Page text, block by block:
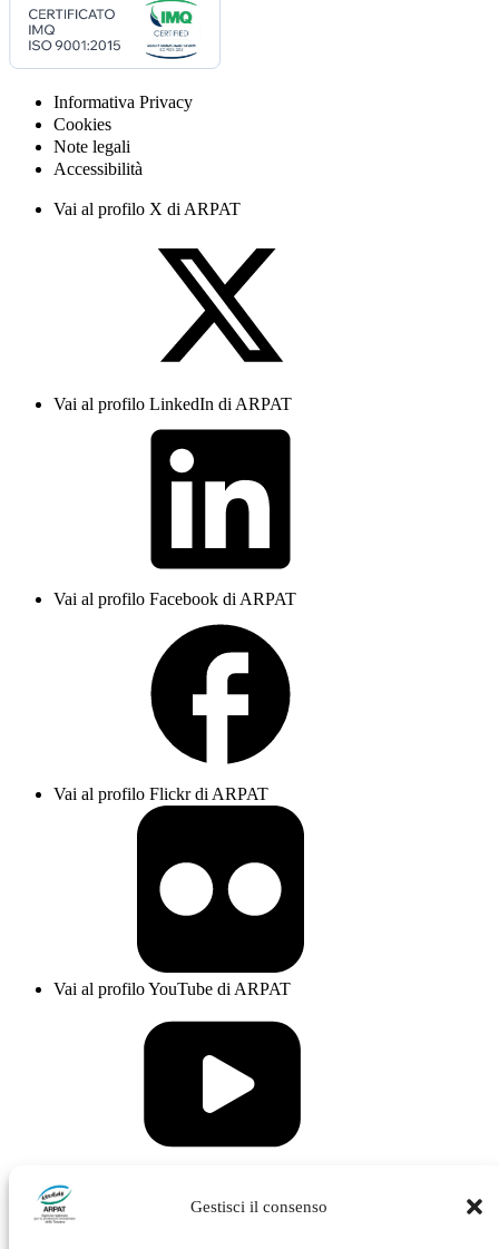
Gestisci il consenso
Informativa Privacy
Cookies
Note legali
Accessibilità
Vai al profilo X di ARPAT
Vai al profilo LinkedIn di ARPAT
Vai al profilo Facebook di ARPAT
Vai al profilo Flickr di ARPAT
Vai al profilo YouTube di ARPAT
Vai al profilo Issuu di ARPAT